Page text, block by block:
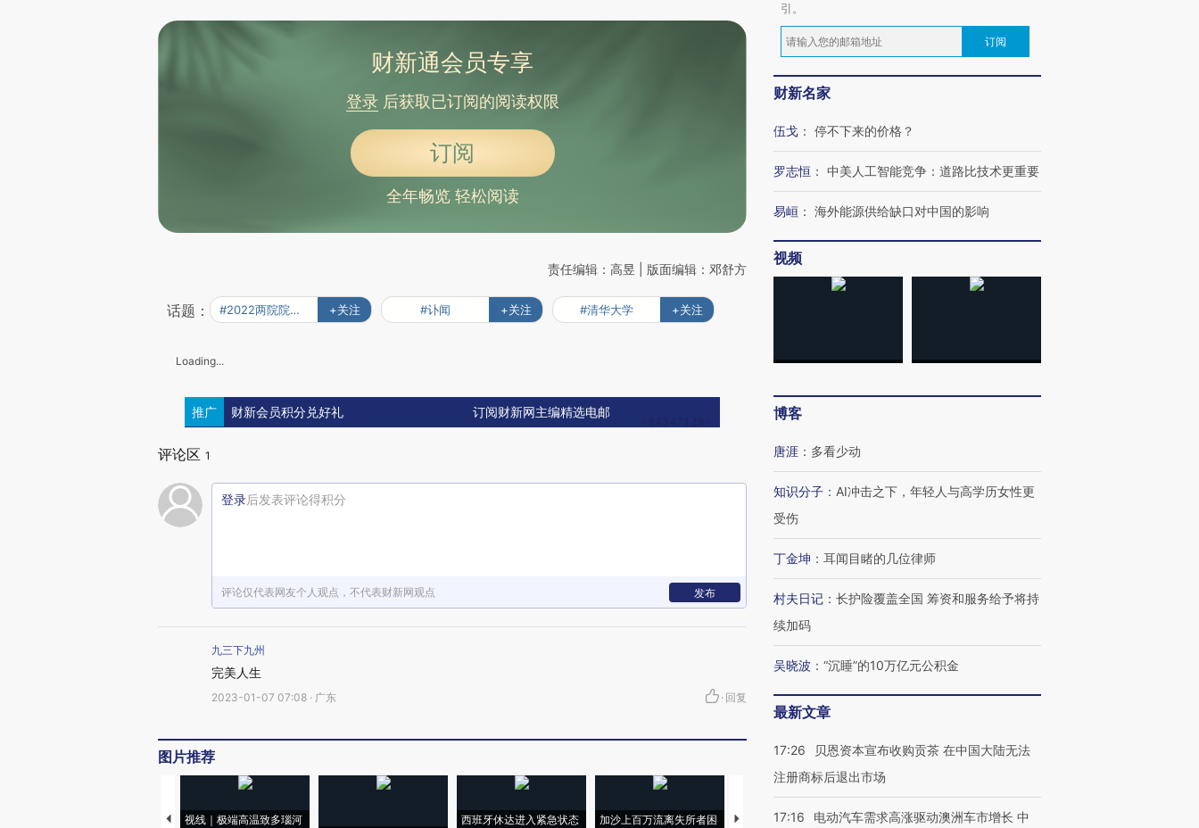
财新通会员专享
登录后获取已订阅的阅读权限
订阅
全年畅览 轻松阅读
责任编辑：高昱 | 版面编辑：邓舒方
话题： #2022两院院士讣闻 +关注 #讣闻 +关注 #清华大学 +关注
Loading...
推广 财新会员积分兑好礼 订阅财新网主编精选电邮
评论区 1
登录后发表评论得积分
评论仅代表网友个人观点，不代表财新网观点 发布
九三下九州
完美人生
2023-01-07 07:08 · 广东 · 回复
图片推荐
视线｜极端高温致多瑙河
西班牙休达进入紧急状态
加沙上百万流离失所者困
视线｜HYROX的吸金
马航飞行员跨国走私7万
视线｜被称为“蟑螂”的印
引。
订阅
财新名家
伍戈 ： 停不下来的价格？
罗志恒 ： 中美人工智能竞争：道路比技术更重要
易峘 ： 海外能源供给缺口对中国的影响
视频
博客
唐涯 ： 多看少动
知识分子 ： AI冲击之下，年轻人与高学历女性更
受伤
丁金坤 ： 耳闻目睹的几位律师
村夫日记 ： 长护险覆盖全国 筹资和服务给予将持
续加码
吴晓波 ： “沉睡”的10万亿元公积金
最新文章
17:26
贝恩资本宣布收购贡茶 在中国大陆无法
注册商标后退出市场
17:16
电动汽车需求高涨驱动澳洲车市增长 中